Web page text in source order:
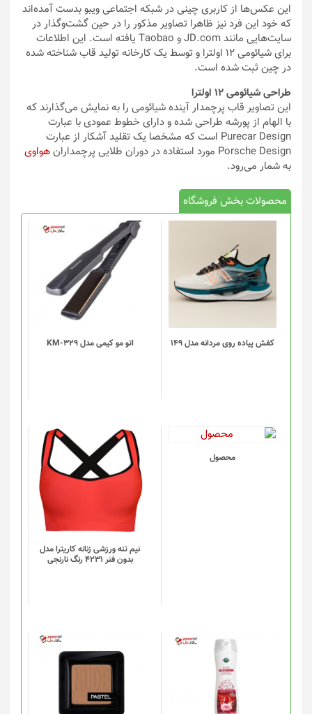
این عکس‌ها از کاربری چینی در شبکه اجتماعی ویبو بدست آمده‌اند
که خود این فرد نیز ظاهرا تصاویر مذکور را در حین گشت‌وگذار در
سایت‌هایی مانند JD.com و Taobao یافته است. این اطلاعات
برای شیائومی 12 اولترا و توسط یک کارخانه تولید قاب شناخته شده
در چین ثبت شده است.
طراحی شیائومی 12 اولترا
این تصاویر قاب پرچمدار آینده شیائومی را به نمایش می‌گذارند که
با الهام از پورشه طراحی شده و دارای خطوط عمودی با عبارت
Purecar Design است که مشخصا یک تقلید آشکار از عبارت
Porsche Design مورد استفاده در دوران طلایی پرچمداران
هواوی
به شمار می‌رود.
محصولات بخش فروشگاه
کفش پیاده روی مردانه مدل 149
محصول
دارای
انواع
مختلفی
باشد.
گزینه
محصول
شوند
اتو مو کیمی مدل KM-329
محصول
نیم تنه ورزشی زنانه کاریترا مدل
بدون فنر 4231 رنگ نارنجی
این
محصول
دارای
مختلفی
باشد.
گزینه
ها
محصول
انتخاب
شوند